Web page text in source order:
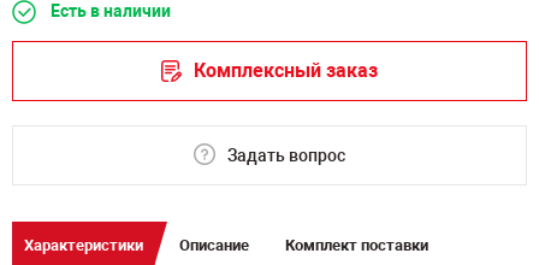
Есть в наличии
Комплексный заказ
Задать вопрос
Характеристики Описание Комплект поставки